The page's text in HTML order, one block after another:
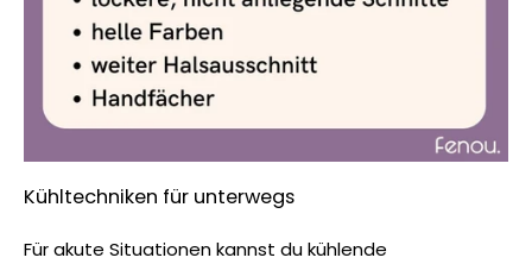
Kühltechniken für unterwegs
Für akute Situationen kannst du kühlende